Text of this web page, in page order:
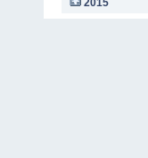
2015